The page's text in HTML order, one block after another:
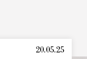
20.05.25